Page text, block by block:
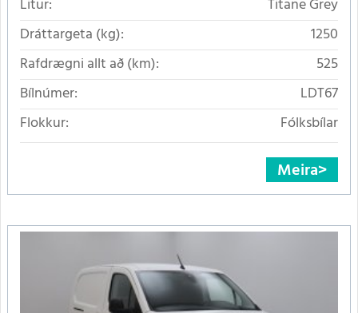
Litur:
Titane Grey
Dráttargeta (kg):
1250
Rafdrægni allt að (km):
525
Bílnúmer:
LDT67
Flokkur:
Fólksbílar
Meira